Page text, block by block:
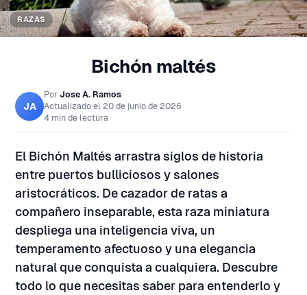
RAZAS
Bichón maltés
JA
Por Jose A. Ramos
Actualizado el 20 de junio de 2026
4 min de lectura
El Bichón Maltés arrastra siglos de historia
entre puertos bulliciosos y salones
aristocráticos. De cazador de ratas a
compañero inseparable, esta raza miniatura
despliega una inteligencia viva, un
temperamento afectuoso y una elegancia
natural que conquista a cualquiera. Descubre
todo lo que necesitas saber para entenderlo y